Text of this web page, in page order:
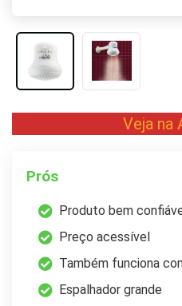
Veja na
Prós
Produto bem
Preço acessível
Também funciona
Espalhador grande